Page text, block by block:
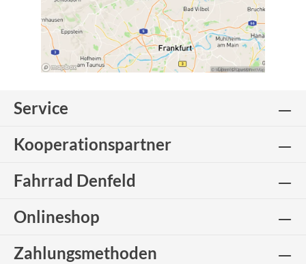
Service
Kooperationspartner
Fahrrad Denfeld
Onlineshop
Zahlungsmethoden